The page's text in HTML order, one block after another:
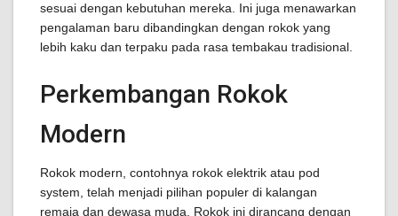
sesuai dengan kebutuhan mereka. Ini juga menawarkan
pengalaman baru dibandingkan dengan rokok yang
lebih kaku dan terpaku pada rasa tembakau tradisional.
Perkembangan Rokok
Modern
Rokok modern, contohnya rokok elektrik atau pod
system, telah menjadi pilihan populer di kalangan
remaja dan dewasa muda. Rokok ini dirancang dengan